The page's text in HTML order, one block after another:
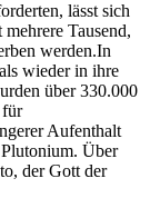
lässt sich
Tausend,
werden.In
wieder in ihre
über 330.000
für
Aufenthalt
Über
der Gott der